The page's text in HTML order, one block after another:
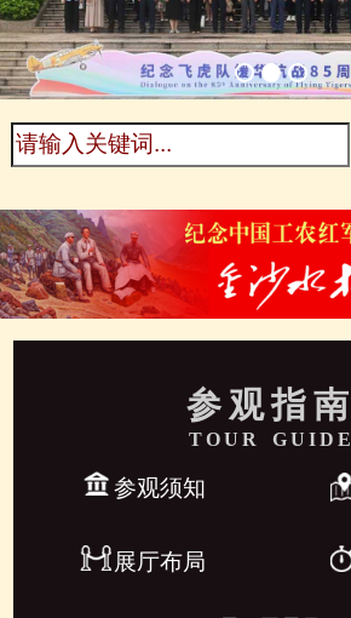
参观指南
TOUR GUIDE
参观须知
展厅布局